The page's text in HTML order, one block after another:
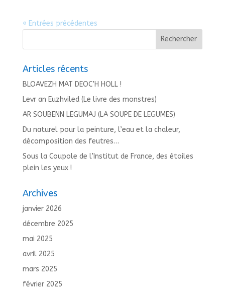
« Entrées précédentes
Articles récents
BLOAVEZH MAT DEOC’H HOLL !
Levr an Euzhviled (Le livre des monstres)
AR SOUBENN LEGUMAJ (LA SOUPE DE LEGUMES)
Du naturel pour la peinture, l’eau et la chaleur,
décomposition des feutres…
Sous la Coupole de l’Institut de France, des étoiles
plein les yeux !
Archives
janvier 2026
décembre 2025
mai 2025
avril 2025
mars 2025
février 2025